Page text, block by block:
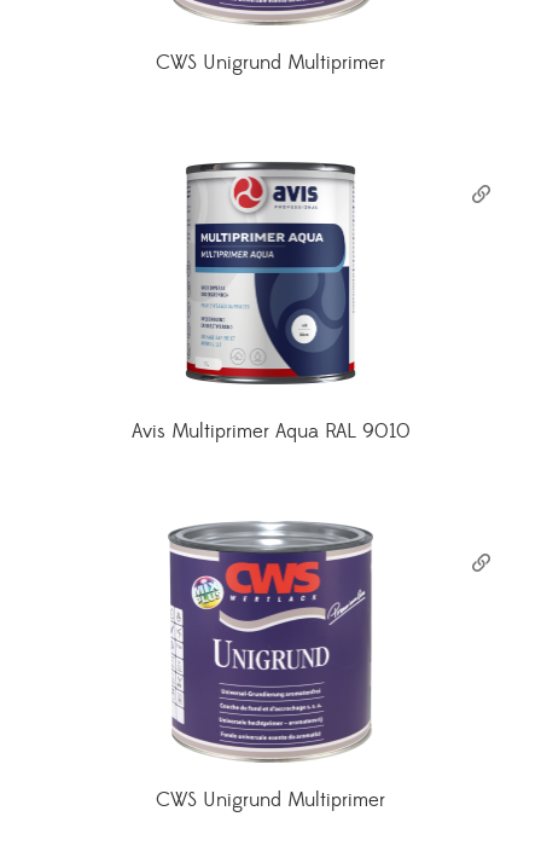
CWS Unigrund Multiprimer
Avis Multiprimer Aqua RAL 9010
CWS Unigrund Multiprimer